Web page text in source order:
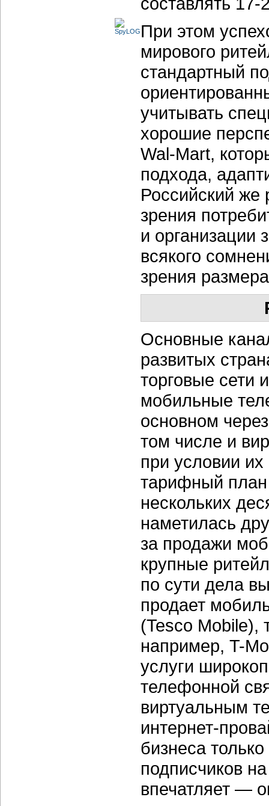
При этом
мирового
стандартный
учитывать
хорошие
Wal-Mart,
подхода,
Российский же
зрения
и организации
всякого
зрения
Основные
развитых
торговые сети
мобильные
основном
том числе и
при условии
тарифный план
нескольких
наметилась
за продажи
крупные
по сути дела
продает
(Tesco Mobile),
например, T-
услуги
телефонной
виртуальным
интернет-
бизнеса
подписчиков
впечатляет —